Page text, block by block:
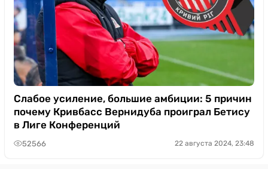
Слабое усиление, большие амбиции: 5 причин
почему Кривбасс Вернидуба проиграл Бетису
в Лиге Конференций
52566 22 августа 2024, 23:48